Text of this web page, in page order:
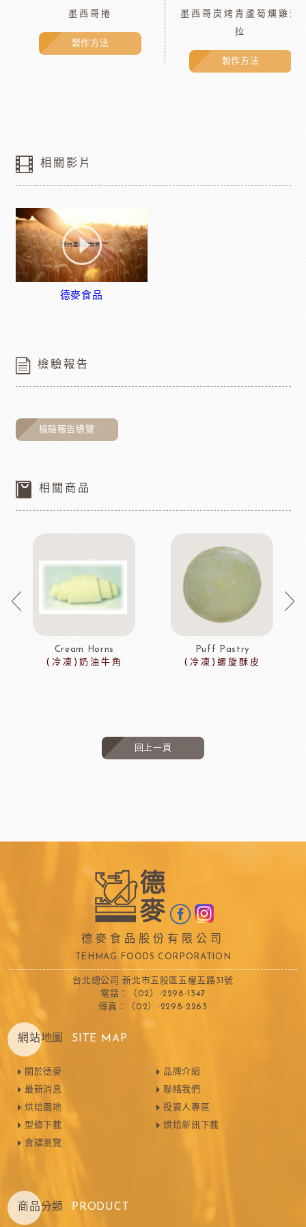
墨西哥捲
製作方法
墨西哥炭烤青蘆筍燻雞沙
拉
製作方法
相關影片
德麥食品
檢驗報告
檢驗報告總覽
相關商品
Cream Horns
(冷凍)奶油牛角
Puff Pastry
(冷凍)螺旋酥皮
回上一頁
德麥食品股份有限公司
TEHMAG FOODS CORPORATION
台北總公司 新北市五股區五權五路31號
電話：（02）-2298-1347
傳真：（02）-2298-2263
網站地圖 SITE MAP
關於德麥
最新消息
烘焙園地
型錄下載
食譜瀏覽
品牌介紹
聯絡我們
投資人專區
烘焙新訊下載
商品分類 PRODUCT